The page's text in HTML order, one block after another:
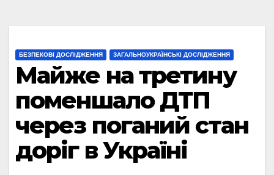
БЕЗПЕКОВІ ДОСЛІДЖЕННЯ ЗАГАЛЬНОУКРАЇНСЬКІ ДОСЛІДЖЕННЯ
Майже на третину
поменшало ДТП
через поганий стан
доріг в Україні